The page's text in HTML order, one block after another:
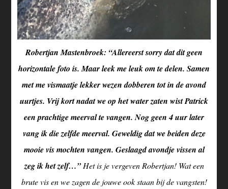
Robertjan Mastenbroek: “Allereerst sorry dat dit geen
horizontale foto is. Maar leek me leuk om te delen. Samen
met me vismaatje lekker wezen dobberen tot in de avond
uurtjes. Vrij kort nadat we op het water zaten wist Patrick
een prachtige meerval te vangen. Nog geen 4 uur later
vang ik die zelfde meerval. Geweldig dat we beiden deze
mooie vis mochten vangen. Geslaagd avondje vissen al
zeg ik het zelf…”Het is je vergeven Robertjan! Wat een
brute vis en we zagen de jouwe ook staan bij de vangsten!